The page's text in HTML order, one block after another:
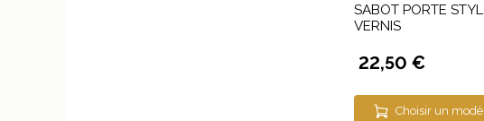
SABOT PORTE
VERNIS
22,50 €
Choisir un